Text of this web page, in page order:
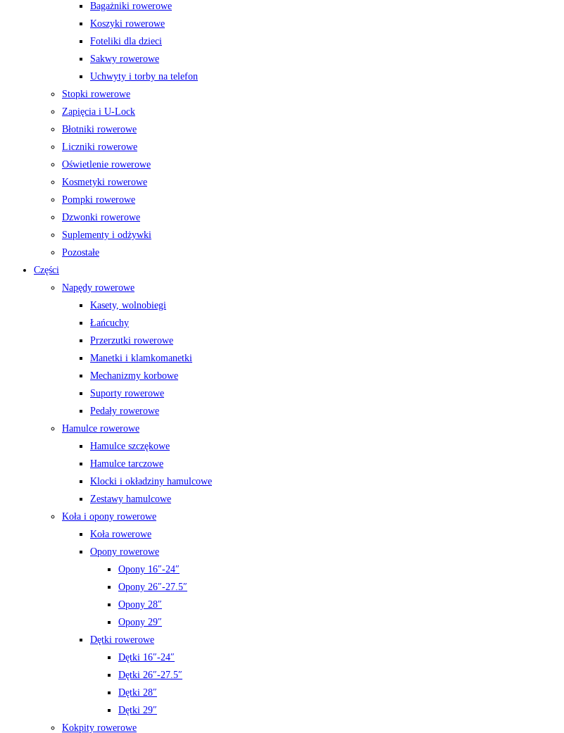
Bagażniki rowerowe
Koszyki rowerowe
Foteliki dla dzieci
Sakwy rowerowe
Uchwyty i torby na telefon
Stopki rowerowe
Zapięcia i U-Lock
Błotniki rowerowe
Liczniki rowerowe
Oświetlenie rowerowe
Kosmetyki rowerowe
Pompki rowerowe
Dzwonki rowerowe
Suplementy i odżywki
Pozostałe
Części
Napędy rowerowe
Kasety, wolnobiegi
Łańcuchy
Przerzutki rowerowe
Manetki i klamkomanetki
Mechanizmy korbowe
Suporty rowerowe
Pedały rowerowe
Hamulce rowerowe
Hamulce szczękowe
Hamulce tarczowe
Klocki i okładziny hamulcowe
Zestawy hamulcowe
Koła i opony rowerowe
Koła rowerowe
Opony rowerowe
Opony 16″-24″
Opony 26″-27.5″
Opony 28″
Opony 29″
Dętki rowerowe
Dętki 16″-24″
Dętki 26″-27.5″
Dętki 28″
Dętki 29″
Kokpity rowerowe